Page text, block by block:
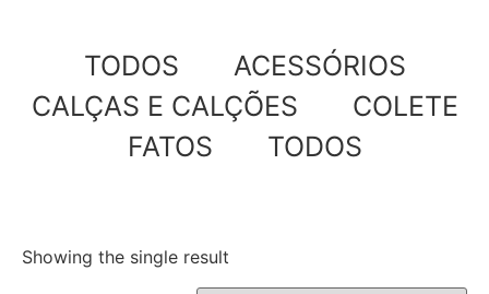
TODOS
ACESSÓRIOS
CALÇAS E CALÇÕES
COLETE
FATOS
TODOS
Showing the single result